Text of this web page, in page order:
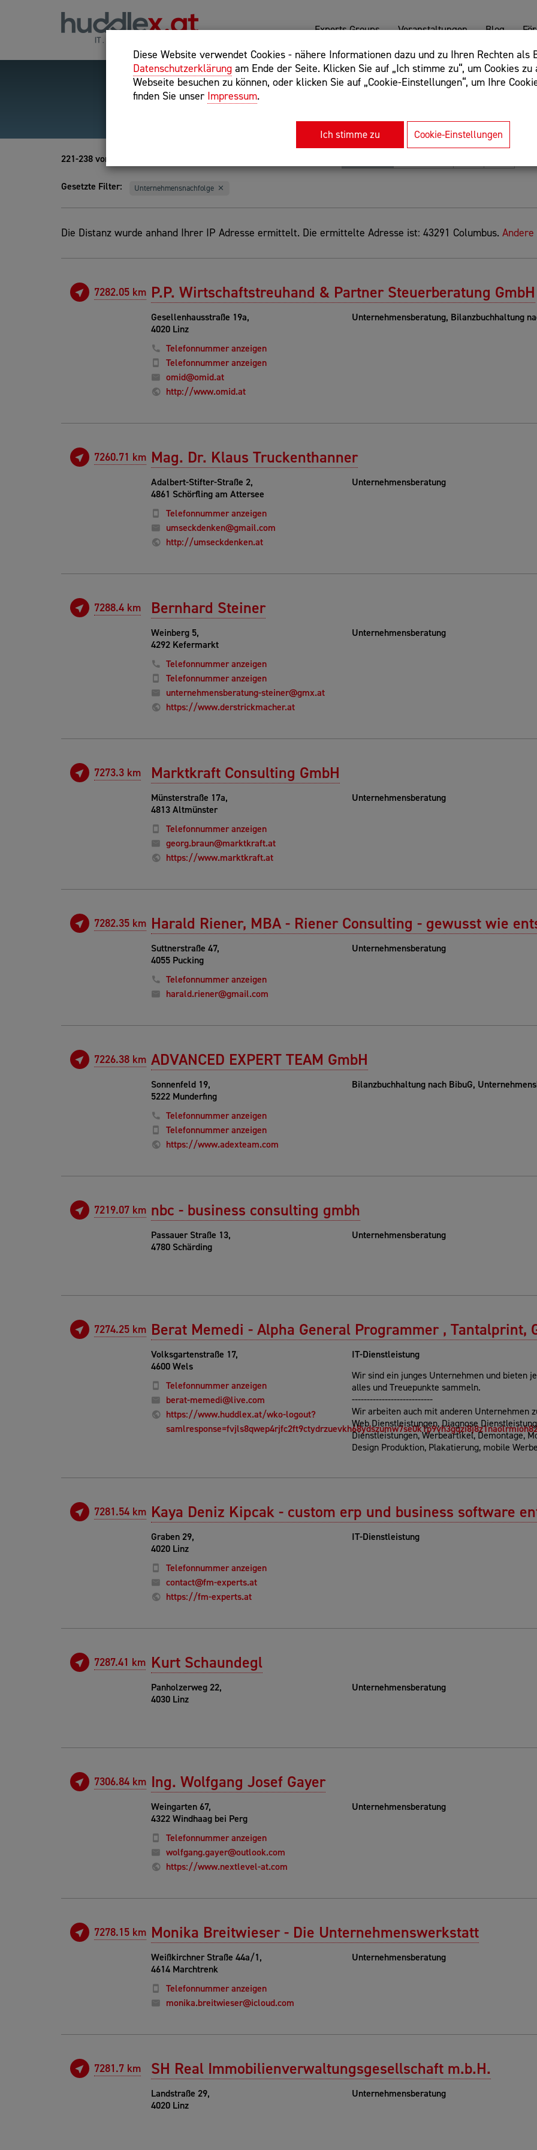
Diese Website verwendet Cookies - nähere Informationen dazu und zu Ihren Rechten als
Datenschutzerklärung am Ende der Seite. Klicken Sie auf „Ich stimme zu“, um Cookies
Webseite besuchen zu können, oder klicken Sie auf „Cookie-Einstellungen“, um Ihre
finden Sie unser Impressum.
Ich stimme zu Cookie-Einstellungen
Experts Groups Veranstaltungen Blog
Hilfreiche Suchparameter: Begriff einschließen: +webshop, Begriff ausschließen: -
Exakter Suchbegriff: "internet of things"
221-238 von 238
Gesetzte Filter: Unternehmensnachfolge
Die Distanz wurde anhand Ihrer IP Adresse ermittelt. Die ermittelte Adresse ist: 43291 Columbus. Andere
7282.05 km P.P. Wirtschaftstreuhand & Partner Steuerberatung GmbH
Gesellenhausstraße 19a,
4020 Linz
Telefonnummer anzeigen
Telefonnummer anzeigen
omid@omid.at
http://www.omid.at
Unternehmensberatung, Bilanzbuchhaltung
7260.71 km Mag. Dr. Klaus Truckenthanner
Adalbert-Stifter-Straße 2,
4861 Schörfling am Attersee
Telefonnummer anzeigen
umseckdenken@gmail.com
http://umseckdenken.at
Unternehmensberatung
7288.4 km Bernhard Steiner
Weinberg 5,
4292 Kefermarkt
Telefonnummer anzeigen
Telefonnummer anzeigen
unternehmensberatung-steiner@gmx.at
https://www.derstrickmacher.at
Unternehmensberatung
7273.3 km Marktkraft Consulting GmbH
Münsterstraße 17a,
4813 Altmünster
Telefonnummer anzeigen
georg.braun@marktkraft.at
https://www.marktkraft.at
Unternehmensberatung
7282.35 km Harald Riener, MBA - Riener Consulting - gewusst wie
Suttnerstraße 47,
4055 Pucking
Telefonnummer anzeigen
harald.riener@gmail.com
Unternehmensberatung
7226.38 km ADVANCED EXPERT TEAM GmbH
Sonnenfeld 19,
5222 Munderfing
Telefonnummer anzeigen
Telefonnummer anzeigen
https://www.adexteam.com
Bilanzbuchhaltung nach BibuG,
7219.07 km nbc - business consulting gmbh
Passauer Straße 13,
4780 Schärding
Unternehmensberatung
7274.25 km Berat Memedi - Alpha General Programmer , Tantalprint,
Volksgartenstraße 17,
4600 Wels
Telefonnummer anzeigen
berat-memedi@live.com
https://www.huddlex.at/wko-logout?
IT-Dienstleistung
Wir sind ein junges Unternehmen und bieten
alles und Treuepunkte sammeln.
---------------------------
Wir arbeiten auch mit anderen Unternehmen
Web Dienstleistungen, Diagnose
Dienstleistungen, Werbeartikel, Demontage,
Design Produktion, Plakatierung, mobile
7281.54 km Kaya Deniz Kipcak - custom erp und business software
Graben 29,
4020 Linz
Telefonnummer anzeigen
contact@fm-experts.at
https://fm-experts.at
IT-Dienstleistung
7287.41 km Kurt Schaundegl
Panholzerweg 22,
4030 Linz
Unternehmensberatung
7306.84 km Ing. Wolfgang Josef Gayer
Weingarten 67,
4322 Windhaag bei Perg
Telefonnummer anzeigen
wolfgang.gayer@outlook.com
https://www.nextlevel-at.com
Unternehmensberatung
7278.15 km Monika Breitwieser - Die Unternehmenswerkstatt
Weißkirchner Straße 44a/1,
4614 Marchtrenk
Telefonnummer anzeigen
monika.breitwieser@icloud.com
Unternehmensberatung
7281.7 km SH Real Immobilienverwaltungsgesellschaft m.b.H.
Landstraße 29,
4020 Linz
Unternehmensberatung